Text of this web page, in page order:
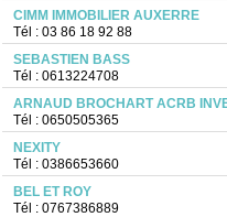
CIMM IMMOBILIER AUXERRE
Tél : 03 86 18 92 88
SEBASTIEN BASS
Tél : 0613224708
ARNAUD BROCHART ACRB
Tél : 0650505365
NEXITY
Tél : 0386653660
BEL ET ROY
Tél : 0767386889